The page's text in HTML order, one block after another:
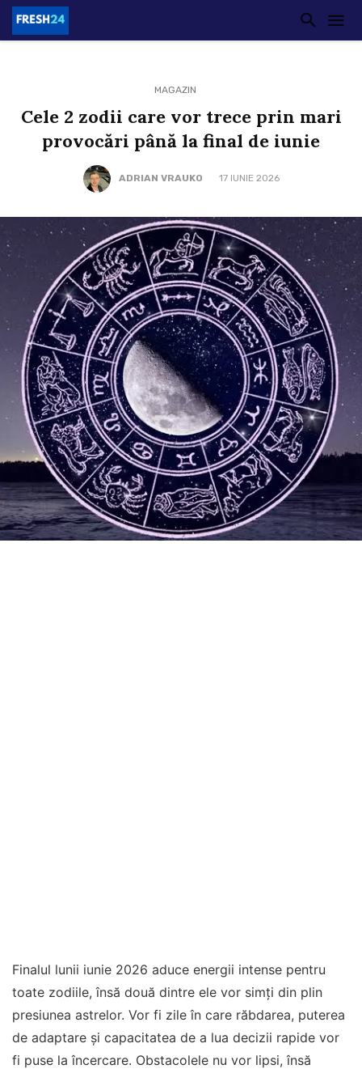
MAGAZIN
Cele 2 zodii care vor trece prin mari
provocări până la final de iunie
ADRIAN VRAUKO 17 IUNIE 2026
Finalul lunii iunie 2026 aduce energii intense pentru
toate zodiile, însă două dintre ele vor simți din plin
presiunea astrelor. Vor fi zile în care răbdarea, puterea
de adaptare și capacitatea de a lua decizii rapide vor
fi puse la încercare. Obstacolele nu vor lipsi, însă